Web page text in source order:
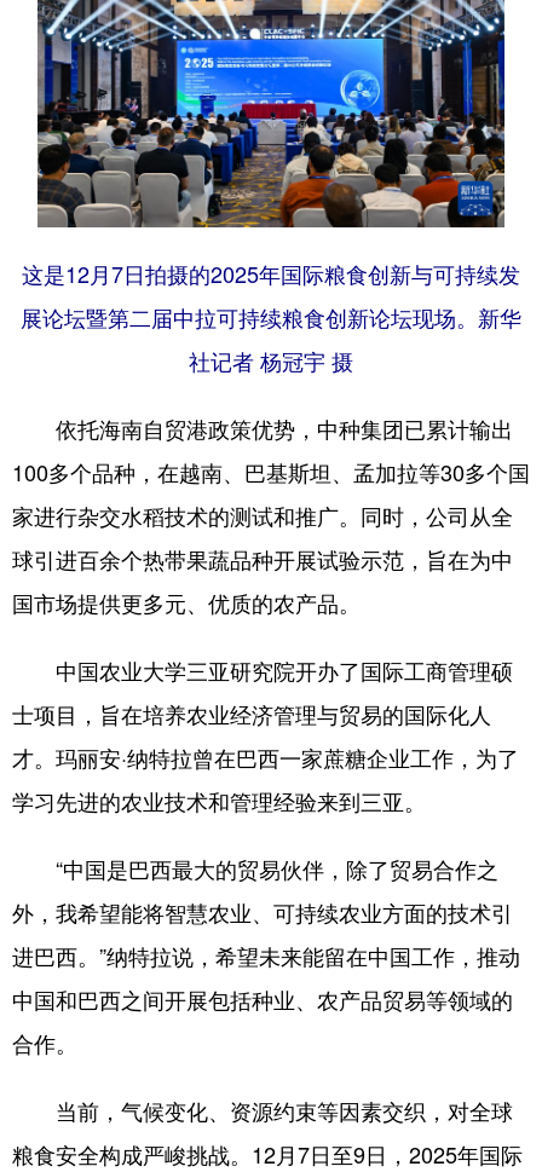
这是12月7日拍摄的2025年国际粮食创新与可持续发
展论坛暨第二届中拉可持续粮食创新论坛现场。新华
社记者 杨冠宇 摄
依托海南自贸港政策优势，中种集团已累计输出
100多个品种，在越南、巴基斯坦、孟加拉等30多个国
家进行杂交水稻技术的测试和推广。同时，公司从全
球引进百余个热带果蔬品种开展试验示范，旨在为中
国市场提供更多元、优质的农产品。
中国农业大学三亚研究院开办了国际工商管理硕
士项目，旨在培养农业经济管理与贸易的国际化人
才。玛丽安·纳特拉曾在巴西一家蔗糖企业工作，为了
学习先进的农业技术和管理经验来到三亚。
“中国是巴西最大的贸易伙伴，除了贸易合作之
外，我希望能将智慧农业、可持续农业方面的技术引
进巴西。”纳特拉说，希望未来能留在中国工作，推动
中国和巴西之间开展包括种业、农产品贸易等领域的
合作。
当前，气候变化、资源约束等因素交织，对全球
粮食安全构成严峻挑战。12月7日至9日，2025年国际